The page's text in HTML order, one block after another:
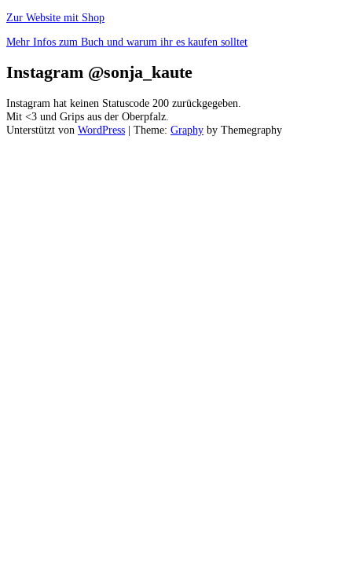
Zur Website mit Shop
Mehr Infos zum Buch und warum ihr es kaufen solltet
Instagram @sonja_kaute
Instagram hat keinen Statuscode 200 zurückgegeben.
Mit <3 und Grips aus der Oberpfalz.
Unterstützt von WordPress | Theme: Graphy by Themegraphy